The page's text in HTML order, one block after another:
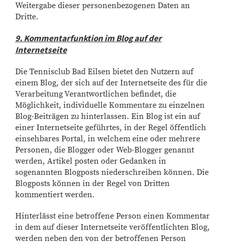
Weitergabe dieser personenbezogenen Daten an
Dritte.
9. Kommentarfunktion im Blog auf der
Internetseite
Die Tennisclub Bad Eilsen bietet den Nutzern auf
einem Blog, der sich auf der Internetseite des für die
Verarbeitung Verantwortlichen befindet, die
Möglichkeit, individuelle Kommentare zu einzelnen
Blog-Beiträgen zu hinterlassen. Ein Blog ist ein auf
einer Internetseite geführtes, in der Regel öffentlich
einsehbares Portal, in welchem eine oder mehrere
Personen, die Blogger oder Web-Blogger genannt
werden, Artikel posten oder Gedanken in
sogenannten Blogposts niederschreiben können. Die
Blogposts können in der Regel von Dritten
kommentiert werden.
Hinterlässt eine betroffene Person einen Kommentar
in dem auf dieser Internetseite veröffentlichten Blog,
werden neben den von der betroffenen Person